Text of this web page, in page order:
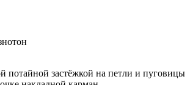
потайной застёжкой на петли и пуговицы